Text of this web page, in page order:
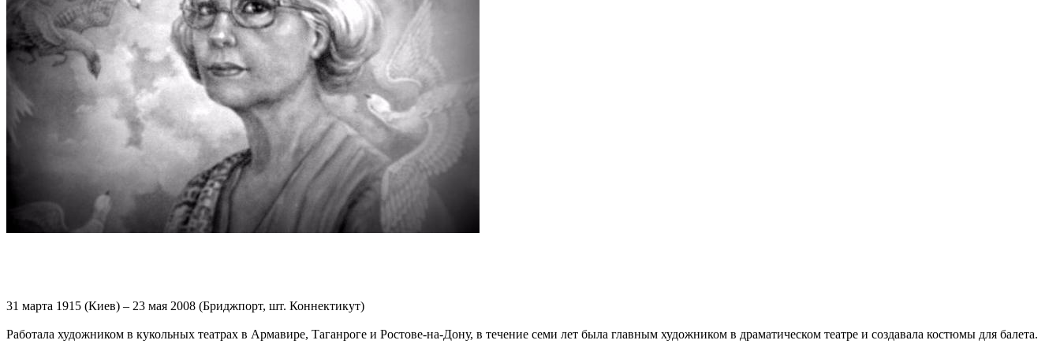
31 марта 1915 (Киев) – 23 мая 2008 (Бриджпорт, шт. Коннектикут)
Работала художником в кукольных театрах в Армавире, Таганроге и Ростове-на-Дону, в течение семи лет была главным художником в драматическом театре и создавала костюмы для балета.